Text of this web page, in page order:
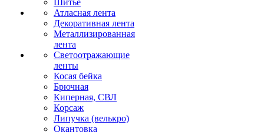
Шитье
Атласная лента
Декоративная лента
Металлизированная
лента
Светоотражающие
ленты
Косая бейка
Брючная
Киперная, СВЛ
Корсаж
Липучка (велькро)
Окантовка